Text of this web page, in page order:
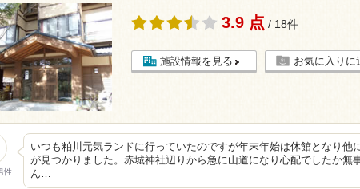
3.9 点 / 18件
施設情報を見る お気に入りに
性
いつも粕川元気ランドに行っていたのですが年末年始は休館となり他
が見つかりました。赤城神社辺りから急に山道になり心配でしたか無
ん…